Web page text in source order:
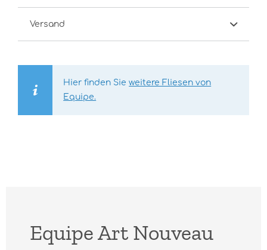
Versand
Hier finden Sieweitere Fliesen von
Equipe.
Equipe Art Nouveau